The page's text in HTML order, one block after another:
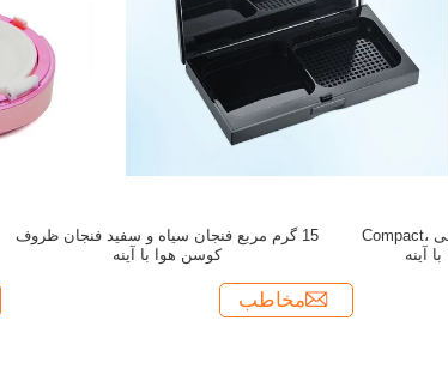
15 گرم مربع فنجان سیاه و سفید فنجان ظروف
کوسن هوا با آینه
مخاطب
منحصر به فرد 2/4 رنگ خالص آرایشی Compact،